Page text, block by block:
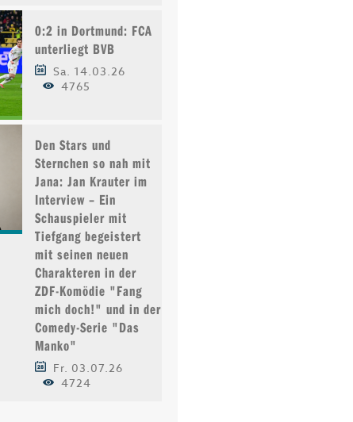
0:2 in Dortmund: FCA
unterliegt BVB
Sa. 14.03.26
4765
Den Stars und
Sternchen so nah mit
Jana: Jan Krauter im
Interview – Ein
Schauspieler mit
Tiefgang begeistert
mit seinen neuen
Charakteren in der
ZDF-Komödie "Fang
mich doch!" und in der
Comedy-Serie "Das
Manko"
Fr. 03.07.26
4724